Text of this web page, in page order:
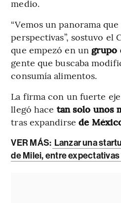
medio.
“Vemos un panorama
perspectivas”, sostuvo el
que empezó en un grupo
gente que buscaba
consumía alimentos.
La firma con un fuerte
llegó hace tan solo unos
tras expandirse de
VER MÁS: Lanzar una
de Milei, entre